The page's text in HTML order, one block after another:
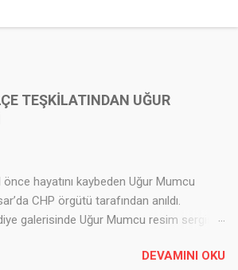
TEŞKİLATINDAN UĞUR
önce hayatını kaybeden Uğur Mumcu
CHP örgütü tarafından anıldı.
galerisinde Uğur Mumcu resim sergisi
CHP Akhisar İlçe Teşkilatından Uğur
DEVAMINI OKU